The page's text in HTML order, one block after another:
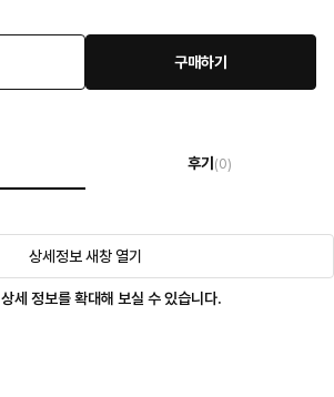
구매하기
후기 (0)
상세정보 새창 열기
상세 정보를 확대해 보실 수 있습니다.